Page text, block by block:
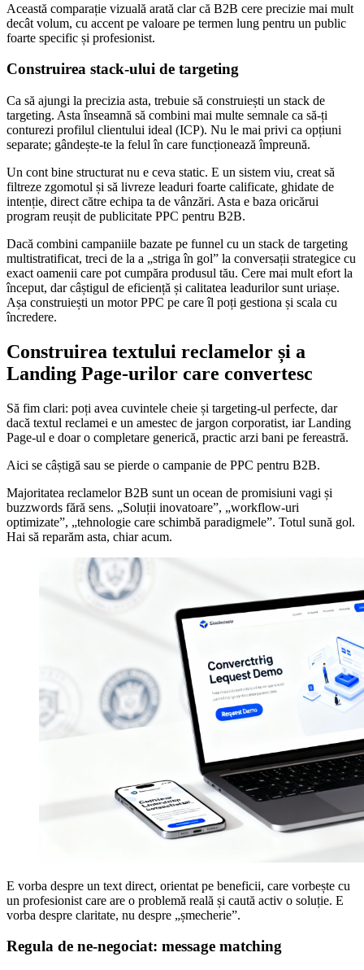
Această comparație vizuală arată clar că B2B cere precizie mai mult
decât volum, cu accent pe valoare pe termen lung pentru un public
foarte specific și profesionist.
Construirea stack-ului de targeting
Ca să ajungi la precizia asta, trebuie să construiești un stack de
targeting. Asta înseamnă să combini mai multe semnale ca să-ți
conturezi profilul clientului ideal (ICP). Nu le mai privi ca opțiuni
separate; gândește-te la felul în care funcționează împreună.
Un cont bine structurat nu e ceva static. E un sistem viu, creat să
filtreze zgomotul și să livreze leaduri foarte calificate, ghidate de
intenție, direct către echipa ta de vânzări. Asta e baza oricărui
program reușit de publicitate PPC pentru B2B.
Dacă combini campaniile bazate pe funnel cu un stack de targeting
multistratificat, treci de la a „striga în gol” la conversații strategice cu
exact oamenii care pot cumpăra produsul tău. Cere mai mult efort la
început, dar câștigul de eficiență și calitatea leadurilor sunt uriașe.
Așa construiești un motor PPC pe care îl poți gestiona și scala cu
încredere.
Construirea textului reclamelor și a
Landing Page-urilor care convertesc
Să fim clari: poți avea cuvintele cheie și targeting-ul perfecte, dar
dacă textul reclamei e un amestec de jargon corporatist, iar Landing
Page-ul e doar o completare generică, practic arzi bani pe fereastră.
Aici se câștigă sau se pierde o campanie de PPC pentru B2B.
Majoritatea reclamelor B2B sunt un ocean de promisiuni vagi și
buzzwords fără sens. „Soluții inovatoare”, „workflow-uri
optimizate”, „tehnologie care schimbă paradigmele”. Totul sună gol.
Hai să reparăm asta, chiar acum.
E vorba despre un text direct, orientat pe beneficii, care vorbește cu
un profesionist care are o problemă reală și caută activ o soluție. E
vorba despre claritate, nu despre „șmecherie”.
Regula de ne-negociat: message matching